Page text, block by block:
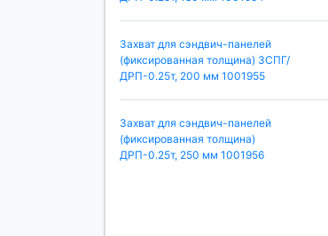
Захват для сэндвич-панелей
(фиксированная толщина) ЗСПГ/
ДРП-0.25т, 200 мм 1001955
Захват для сэндвич-панелей
(фиксированная толщина)
ДРП-0.25т, 250 мм 1001956